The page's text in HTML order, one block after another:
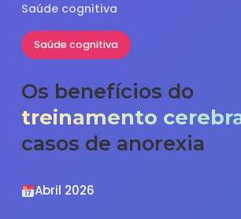
Saúde cognitiva
Saúde cognitiva
Os benefícios do
treinamento
casos de anorexia
Abril 2026